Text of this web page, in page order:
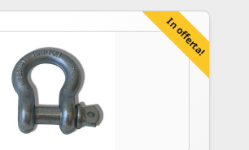
In offerta!